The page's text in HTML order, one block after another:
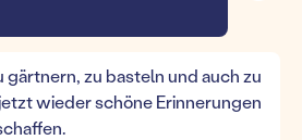
gärtnern, zu basteln und auch zu
wieder schöne Erinnerungen